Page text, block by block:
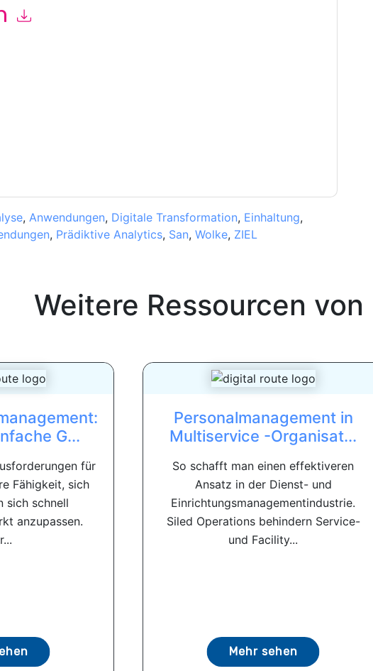
, Anwendungen, Digitale Transformation, Einhaltung,
, Prädiktive Analytics, San, Wolke, ZIEL
Weitere Ressourcen von
G...
für
Fähigkeit, sich
sich schnell
anzupassen.
Personalmanagement in
Multiservice -Organisat...
So schafft man einen effektiveren
Ansatz in der Dienst- und
Einrichtungsmanagementindustrie.
Siled Operations behindern Service-
und Facility...
Mehr sehen